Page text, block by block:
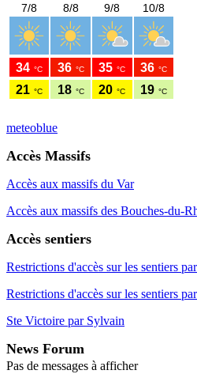
meteoblue
Accès Massifs
Accès aux massifs du Var
Accès aux massifs des Bouches-du-
Accès sentiers
Restrictions d'accès sur les sentiers
Restrictions d'accès sur les sentiers
Ste Victoire par Sylvain
News Forum
Pas de messages à afficher